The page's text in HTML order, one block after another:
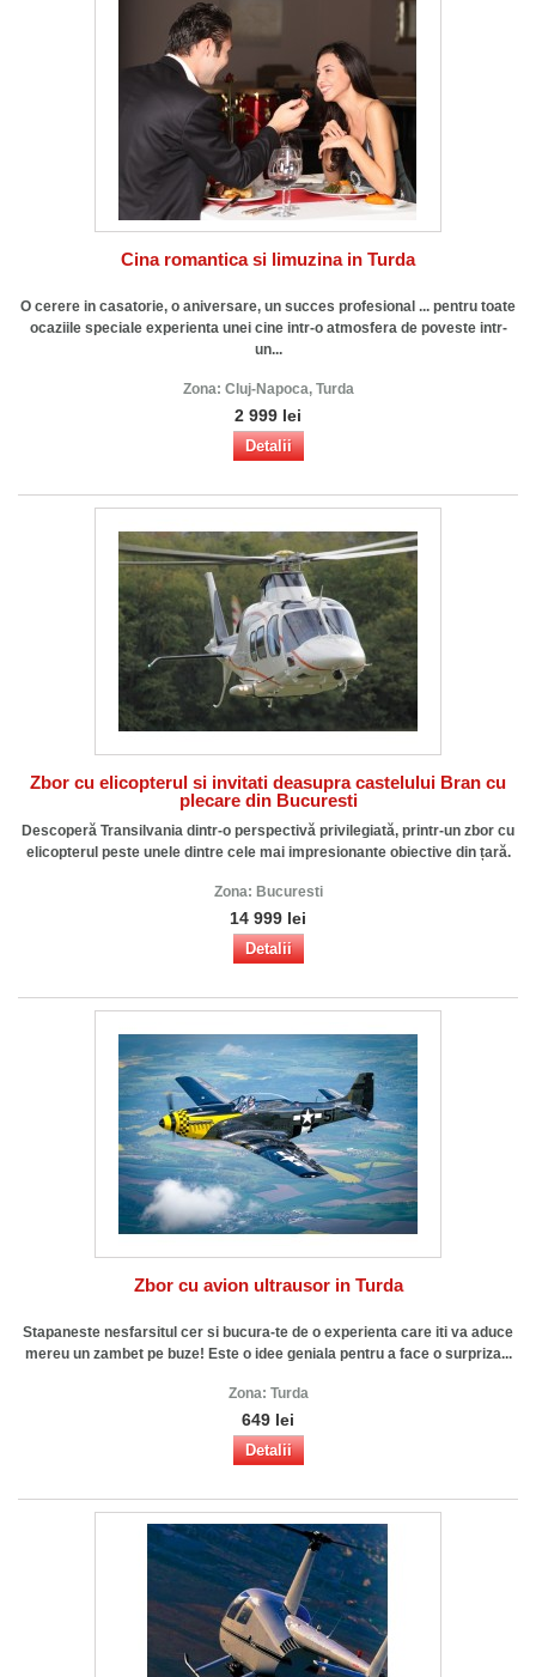
Cina romantica si limuzina in Turda
O cerere in casatorie, o aniversare, un succes profesional ... pentru toate
ocaziile speciale experienta unei cine intr-o atmosfera de poveste intr-
un...
Zona: Cluj-Napoca, Turda
2 999 lei
Detalii
Zbor cu elicopterul si invitati deasupra castelului Bran cu
plecare din Bucuresti
Descoperă Transilvania dintr-o perspectivă privilegiată, printr-un zbor cu
elicopterul peste unele dintre cele mai impresionante obiective din țară.
Zona: Bucuresti
14 999 lei
Detalii
Zbor cu avion ultrausor in Turda
Stapaneste nesfarsitul cer si bucura-te de o experienta care iti va aduce
mereu un zambet pe buze! Este o idee geniala pentru a face o surpriza...
Zona: Turda
649 lei
Detalii